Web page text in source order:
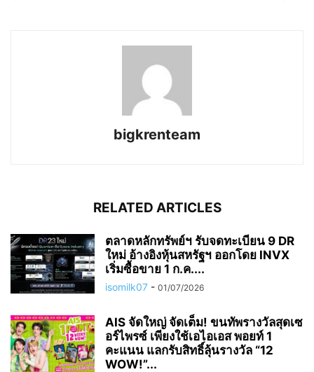
bigkrenteam
RELATED ARTICLES
ตลาดหลักทรัพย์ฯ รับจดทะเบียน 9 DR
ใหม่ อ้างอิงหุ้นสหรัฐฯ ออกโดย INVX
เริ่มซื้อขาย 1 ก.ค....
isomilk07 - 01/07/2026
AIS จัดใหญ่ จัดเต็ม! ขนทัพรางวัลสุดเซ
อร์ไพรซ์ เพียงใช้เอไอเอส พอยท์ 1
คะแนน แลกรับสิทธิ์ลุ้นรางวัล “12
WOW!”...